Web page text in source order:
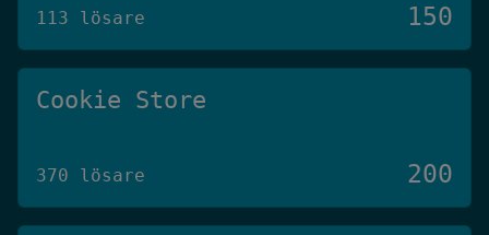
113 lösare 150
Cookie Store
370 lösare 200